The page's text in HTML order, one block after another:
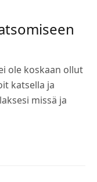
ole koskaan ollut
katsella ja
missä ja